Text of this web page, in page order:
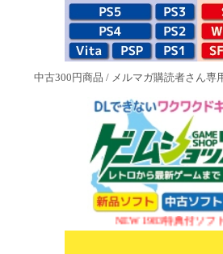
中古300円商品 / メルマガ購読者さん専
NEW 1983特典付ソフト